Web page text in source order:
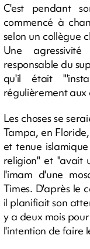
C'est pendant
commencé à
selon un collègue
Une
responsable du
qu'il était
régulièrement aux
Les choses se
Tampa, en
et tenue
religion" et "avait
l'imam d'une
Times. D'après le
il planifiait son
y a deux mois
l'intention de faire